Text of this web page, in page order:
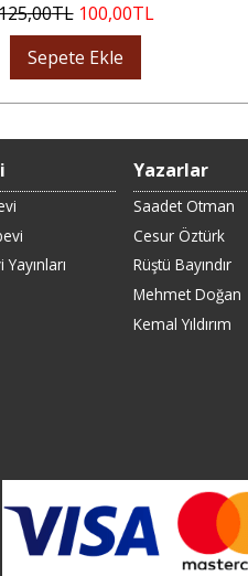
,00TL 100,00TL
Sepete Ekle
Yazarlar
Saadet Otman
Cesur Öztürk
Rüştü Bayındır
Mehmet Doğan
Kemal Yıldırım